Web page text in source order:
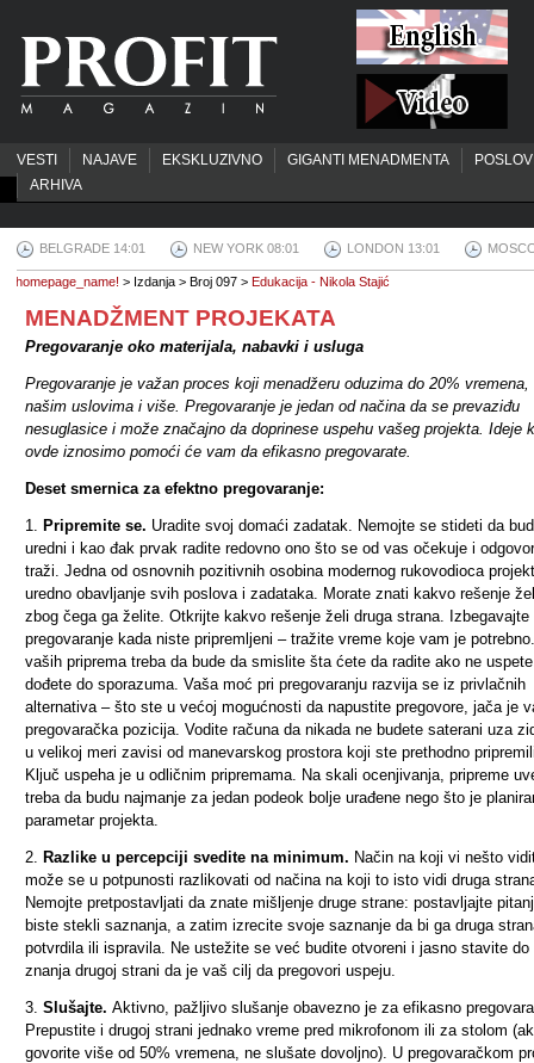
VESTI NAJAVE EKSKLUZIVNO GIGANTI MENADMENTA
ARHIVA
BELGRADE 14:01 NEW YORK 08:01 LONDON 13:01
homepage_name! > Izdanja > Broj 097 > Edukacija - Nikola Stajić
MENADŽMENT PROJEKATA
Pregovaranje oko materijala, nabavki i usluga
Pregovaranje je važan proces koji menadžeru oduzima do 20% vremena,
našim uslovima i više. Pregovaranje je jedan od načina da se prevaziđu
nesuglasice i može značajno da doprinese uspehu vašeg projekta. Ideje
ovde iznosimo pomoći će vam da efikasno pregovarate.
Deset smernica za efektno pregovaranje:
1. Pripremite se. Uradite svoj domaći zadatak. Nemojte se stideti da
uredni i kao đak prvak radite redovno ono što se od vas očekuje i
traži. Jedna od osnovnih pozitivnih osobina modernog rukovodioca
uredno obavljanje svih poslova i zadataka. Morate znati kakvo rešenje
zbog čega ga želite. Otkrijte kakvo rešenje želi druga strana. Izbegavajte
pregovaranje kada niste pripremljeni – tražite vreme koje vam je potrebno.
vaših priprema treba da bude da smislite šta ćete da radite ako ne
dođete do sporazuma. Vaša moć pri pregovaranju razvija se iz privlačnih
alternativa – što ste u većoj mogućnosti da napustite pregovore, jača je
pregovaračka pozicija. Vodite računa da nikada ne budete saterani uza
u velikoj meri zavisi od manevarskog prostora koji ste prethodno
Ključ uspeha je u odličnim pripremama. Na skali ocenjivanja, pripreme
treba da budu najmanje za jedan podeok bolje urađene nego što je
parametar projekta.
2. Razlike u percepciji svedite na minimum. Način na koji vi nešto
može se u potpunosti razlikovati od načina na koji to isto vidi druga
Nemojte pretpostavljati da znate mišljenje druge strane: postavljajte
biste stekli saznanja, a zatim izrecite svoje saznanje da bi ga druga
potvrdila ili ispravila. Ne ustežite se već budite otvoreni i jasno stavite do
znanja drugoj strani da je vaš cilj da pregovori uspeju.
3. Slušajte. Aktivno, pažljivo slušanje obavezno je za efikasno
Prepustite i drugoj strani jednako vreme pred mikrofonom ili za stolom
govorite više od 50% vremena, ne slušate dovoljno). U pregovaračkom